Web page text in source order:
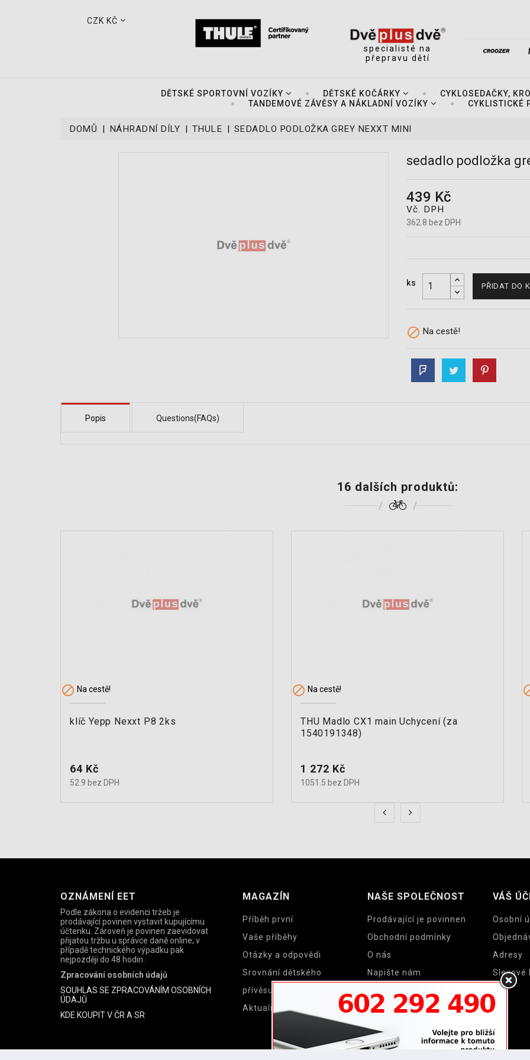
CZK KČ
specialisté na
přepravu dětí
DĚTSKÉ SPORTOVNÍ VOZÍKY DĚTSKÉ KOČÁRKY
CYKLOSEDAČKY,
TANDEMOVÉ ZÁVĚSY A NÁKLADNÍ VOZÍKY
CYKLISTICKÉ
DOMŮ NÁHRADNÍ DÍLY THULE SEDADLO PODLOŽKA GREY NEXXT MINI
sedadlo podložka
439 Kč
Vč. DPH
362.8 bez DPH
ks PŘIDAT DO
 Na cestě!
Popis Questions(FAQs)
16 dalších produktů:
 Na cestě!
klíč Yepp Nexxt P8 2ks
Cena
64 Kč
52.9 bez DPH
 Na cestě!
THU Madlo CX1 main Uchycení (za
1540191348)
Cena
1 272 Kč
1051.5 bez DPH
OZNÁMENÍ EET
Podle zákona o evidenci tržeb je
prodávající povinen vystavit kupujícímu
účtenku. Zároveň je povinen zaevidovat
přijatou tržbu u správce daně online; v
případě technického výpadku pak
nejpozději do 48 hodin.
Zpracování osobních údajů
SOUHLAS SE ZPRACOVÁNÍM OSOBNÍCH
ÚDAJŮ
KDE KOUPIT V ČR A SR
MAGAZÍN
Příběh první
Vaše příběhy
Otázky a odpovědi
Srovnání dětského
přívěsu a cyklosedačky
Aktuality
NAŠE SPOLEČNOST
Prodávající je povinnen
Obchodní podmínky
O nás
Napište nám
Prodejny
VÁŠ
Osobní
Adresy
Slevové